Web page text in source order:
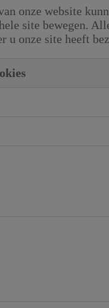
onze website
site bewegen.
u onze site heeft